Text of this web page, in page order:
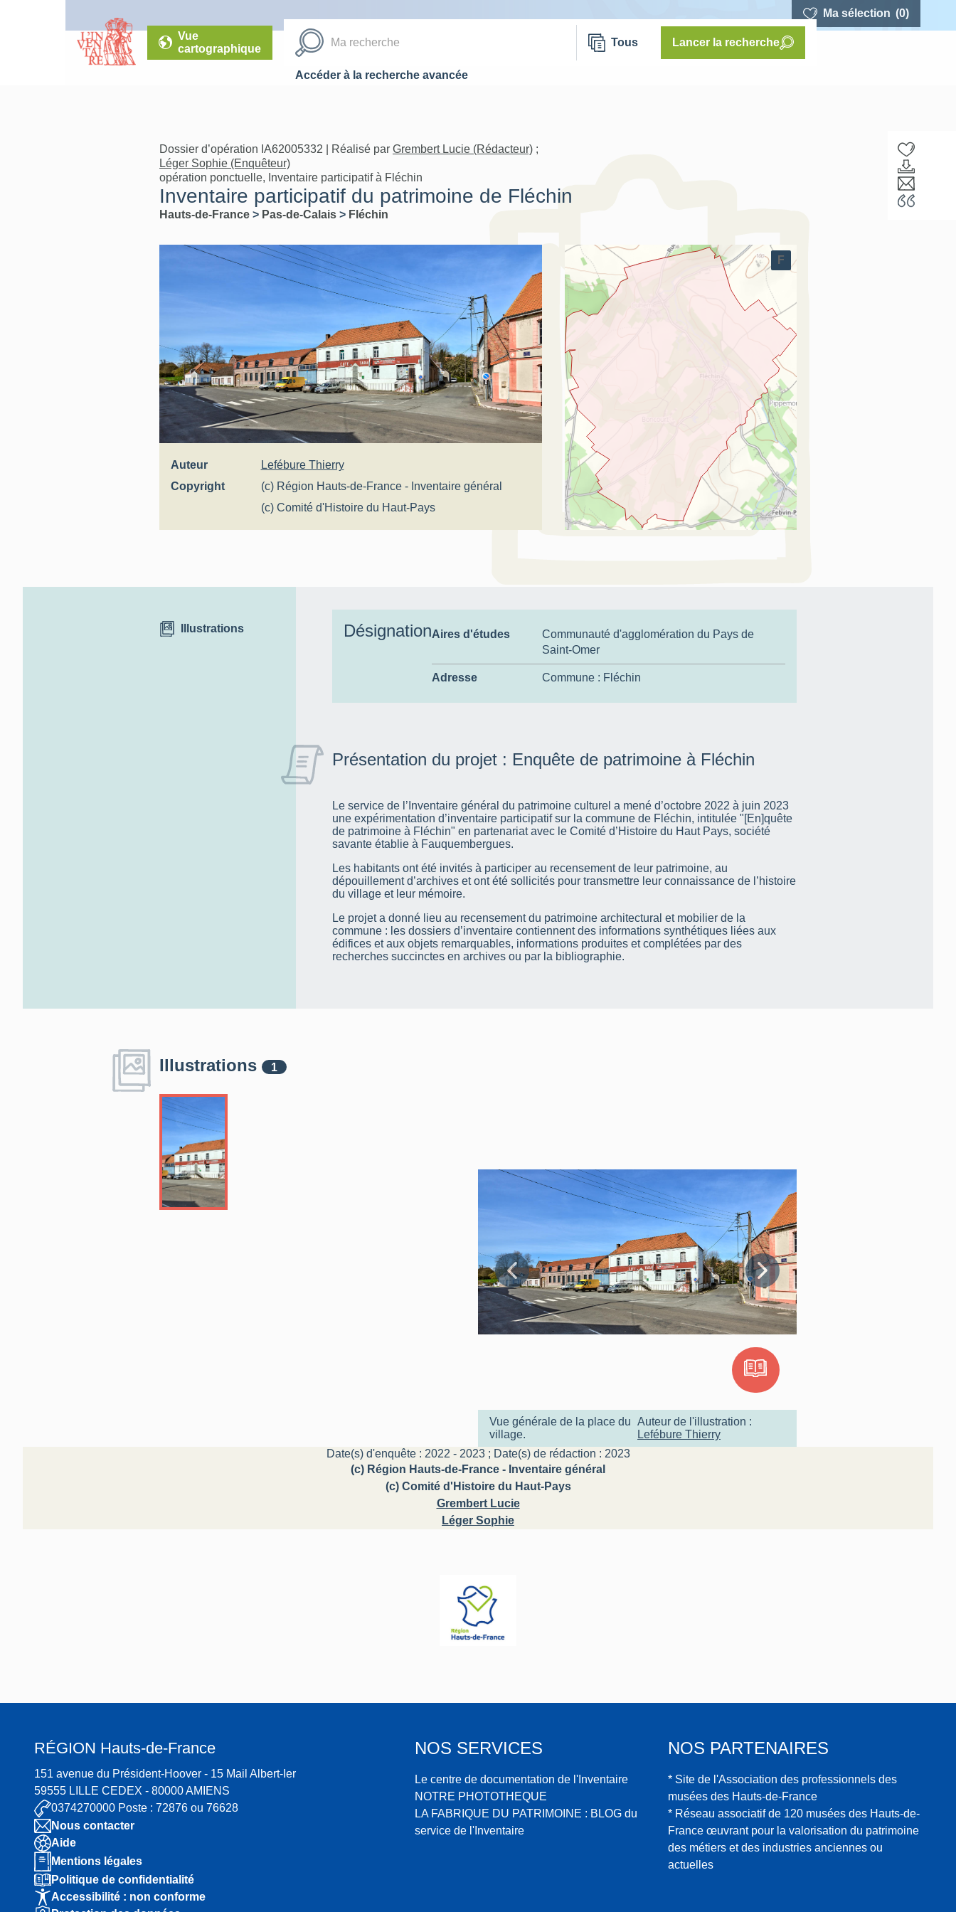
Ma sélection (0)
Vue
cartographique
Tous Lancer la recherche
Accéder à la recherche avancée
Dossier d’opération IA62005332 | Réalisé par Grembert Lucie (Rédacteur) ;
Léger Sophie (Enquêteur)
opération ponctuelle, Inventaire participatif à Fléchin
Inventaire participatif du patrimoine de Fléchin
Hauts-de-France > Pas-de-Calais > Fléchin
Auteur
Lefébure Thierry
Copyright
(c) Région Hauts-de-France - Inventaire général
(c) Comité d'Histoire du Haut-Pays
F
Illustrations DésignationAires d'études
Communauté d'agglomération du Pays de
Saint-Omer
Adresse Commune : Fléchin
Présentation du projet : Enquête de patrimoine à Fléchin
Le service de l’Inventaire général du patrimoine culturel a mené d’octobre 2022 à juin 2023
une expérimentation d’inventaire participatif sur la commune de Fléchin, intitulée "[En]quête
de patrimoine à Fléchin" en partenariat avec le Comité d’Histoire du Haut Pays, société
savante établie à Fauquembergues.
Les habitants ont été invités à participer au recensement de leur patrimoine, au
dépouillement d’archives et ont été sollicités pour transmettre leur connaissance de l’histoire
du village et leur mémoire.
Le projet a donné lieu au recensement du patrimoine architectural et mobilier de la
commune : les dossiers d’inventaire contiennent des informations synthétiques liées aux
édifices et aux objets remarquables, informations produites et complétées par des
recherches succinctes en archives ou par la bibliographie.
Illustrations 1
Vue générale de la place du
village.
Auteur de l'illustration :
Lefébure Thierry
Date(s) d'enquête : 2022 - 2023 ; Date(s) de rédaction : 2023
(c) Région Hauts-de-France - Inventaire général
(c) Comité d'Histoire du Haut-Pays
Grembert Lucie
Léger Sophie
RÉGION Hauts-de-France
151 avenue du Président-Hoover - 15 Mail Albert-Ier
59555 LILLE CEDEX - 80000 AMIENS
0374270000 Poste : 72876 ou 76628
Nous contacter
Aide
Mentions légales
Politique de confidentialité
Accessibilité : non conforme
NOS SERVICES
Le centre de documentation de l'Inventaire
NOTRE PHOTOTHEQUE
LA FABRIQUE DU PATRIMOINE : BLOG du
service de l'Inventaire
NOS PARTENAIRES
* Site de l'Association des professionnels des
musées des Hauts-de-France
* Réseau associatif de 120 musées des Hauts-de-
France œuvrant pour la valorisation du patrimoine
des métiers et des industries anciennes ou
actuelles